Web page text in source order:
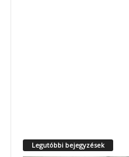
Legutóbbi bejegyzések